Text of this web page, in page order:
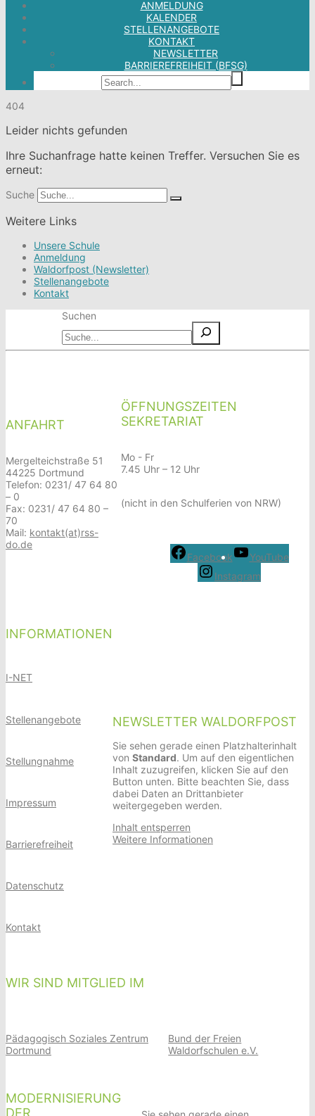
ANMELDUNG
KALENDER
STELLENANGEBOTE
KONTAKT
NEWSLETTER
BARRIEREFREIHEIT (BFSG)
404
Leider nichts gefunden
Ihre Suchanfrage hatte keinen Treffer. Versuchen Sie es
erneut:
Suche
Weitere Links
Unsere Schule
Anmeldung
Waldorfpost (Newsletter)
Stellenangebote
Kontakt
Suchen
ANFAHRT
Mergelteichstraße 51
44225 Dortmund
Telefon: 0231/ 47 64 80
– 0
Fax: 0231/ 47 64 80 –
70
Mail: kontakt(at)rss-
do.de
ÖFFNUNGSZEITEN
SEKRETARIAT
Mo - Fr
7.45 Uhr – 12 Uhr
(nicht in den Schulferien von NRW)
Facebook
YouTube
Instagram
INFORMATIONEN
I-NET
Stellenangebote
Stellungnahme
Impressum
Barrierefreiheit
Datenschutz
Kontakt
NEWSLETTER WALDORFPOST
Sie sehen gerade einen Platzhalterinhalt
von Standard. Um auf den eigentlichen
Inhalt zuzugreifen, klicken Sie auf den
Button unten. Bitte beachten Sie, dass
dabei Daten an Drittanbieter
weitergegeben werden.
Inhalt entsperren
Weitere Informationen
WIR SIND MITGLIED IM
Pädagogisch Soziales Zentrum
Dortmund
Bund der Freien
Waldorfschulen e.V.
MODERNISIERUNG
DER